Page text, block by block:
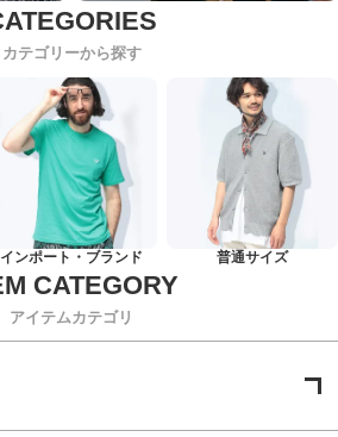
カテゴリーから探す
インポート・ブランド 普通サイズ
アイテムカテゴリ